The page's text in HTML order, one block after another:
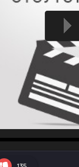
hd2160
hd1440
highres
hd1080
hd720
large
medium
small
tiny